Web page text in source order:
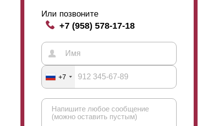
Или позвоните
+7 (958) 578-17-18
+7